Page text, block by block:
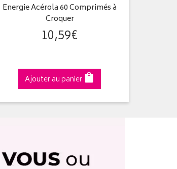
Energie Acérola 60 Comprimés à
Croquer
10,59€
Ajouter au panier